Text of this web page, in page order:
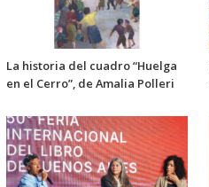
La historia del cuadro “Huelga
en el Cerro”, de Amalia Polleri